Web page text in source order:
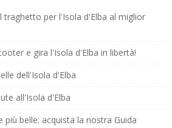
traghetto per l'Isola d'Elba al miglior
e gira l'Isola d'Elba in libertà!
dell'Isola d'Elba
all'Isola d'Elba
più belle: acquista la nostra Guida